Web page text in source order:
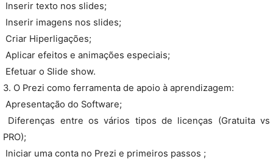
 Inserir texto nos slides;
 Inserir imagens nos slides;
 Criar Hiperligações;
 Aplicar efeitos e animações especiais;
 Efetuar o Slide show.
3. O Prezi como ferramenta de apoio à aprendizagem:
 Apresentação do Software;
 Diferenças entre os vários tipos de licenças (Gratuita vs
PRO);
 Iniciar uma conta no Prezi e primeiros passos ;